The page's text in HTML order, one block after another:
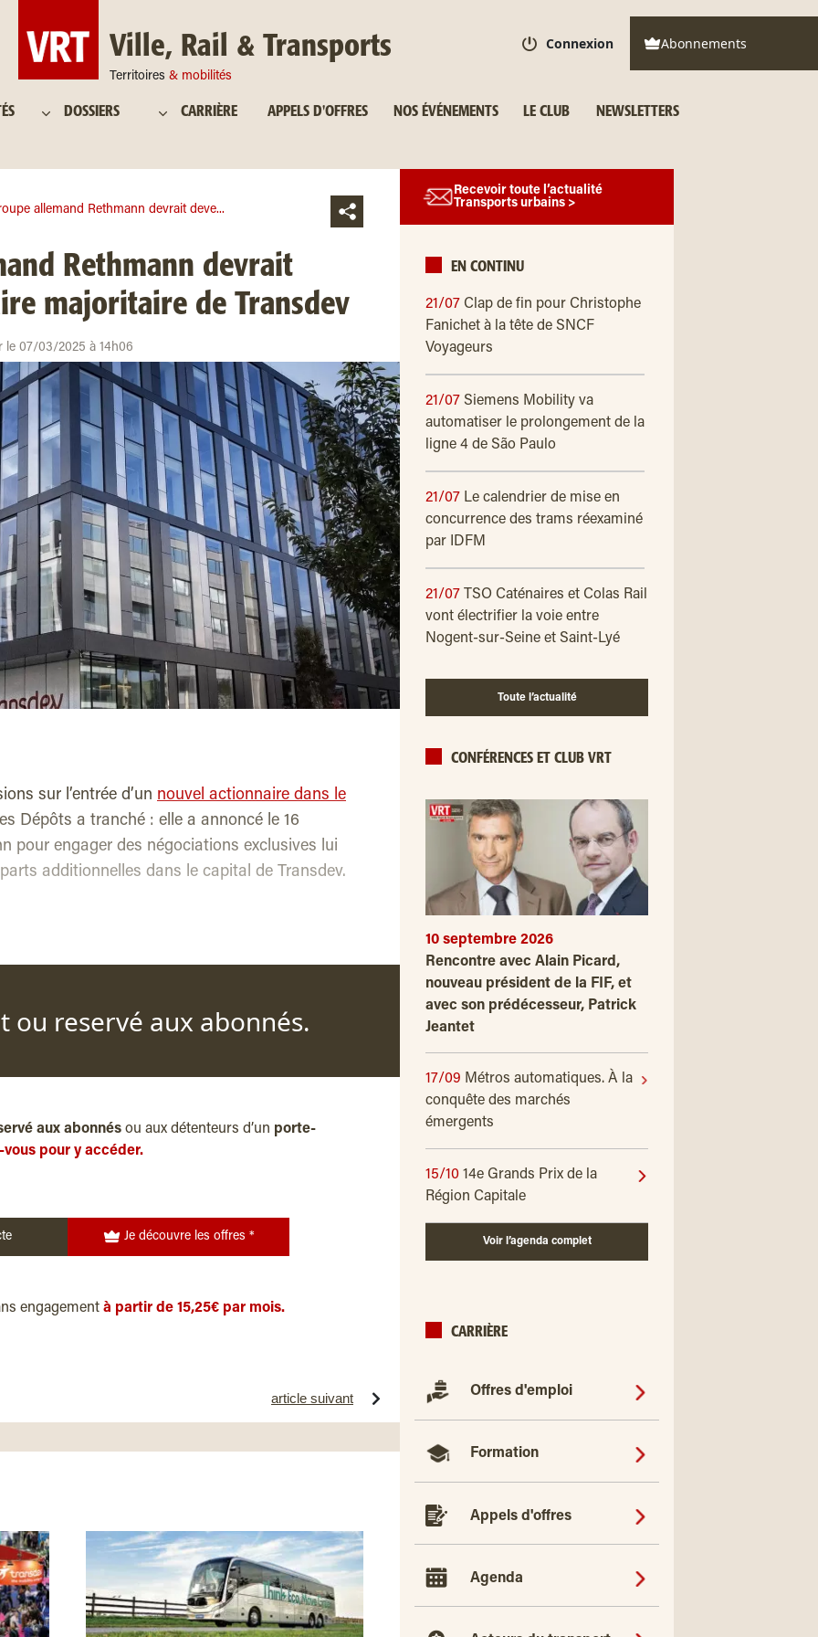
Ville, Rail & Transports
Territoires & mobilités
Connexion Abonnements
DOSSIERS CARRIÈRE APPELS D'OFFRES NOS ÉVÉNEMENTS LE CLUB NEWSLETTERS
allemand Rethmann devrait deve...
Rethmann devrait
majoritaire de Transdev
le 07/03/2025 à 14h06
sur l’entrée d’un nouvel actionnaire dans le
Dépôts a tranché : elle a annoncé le 16
pour engager des négociations exclusives lui
additionnelles dans le capital de Transdev.
ou reservé aux abonnés.
aux abonnés ou aux détenteurs d’un porte-
pour y accéder.
Je découvre les offres *
engagement à partir de 15,25€ par mois.
article suivant
Recevoir toute l’actualité
Transports urbains >
EN CONTINU
21/07 Clap de fin pour Christophe
Fanichet à la tête de SNCF
Voyageurs
21/07 Siemens Mobility va
automatiser le prolongement de la
ligne 4 de São Paulo
21/07 Le calendrier de mise en
concurrence des trams réexaminé
par IDFM
21/07
TSO Caténaires et Colas Rail
vont électrifier la voie entre
Nogent-sur-Seine et Saint-Lyé
Toute l’actualité
CONFÉRENCES ET CLUB VRT
10 septembre 2026
Rencontre avec Alain Picard,
nouveau président de la FIF, et
avec son prédécesseur, Patrick
Jeantet
17/09 Métros automatiques. À la
conquête des marchés
émergents
15/10 14e Grands Prix de la
Région Capitale
Voir l’agenda complet
CARRIÈRE
Offres d'emploi
Formation
Appels d'offres
Agenda